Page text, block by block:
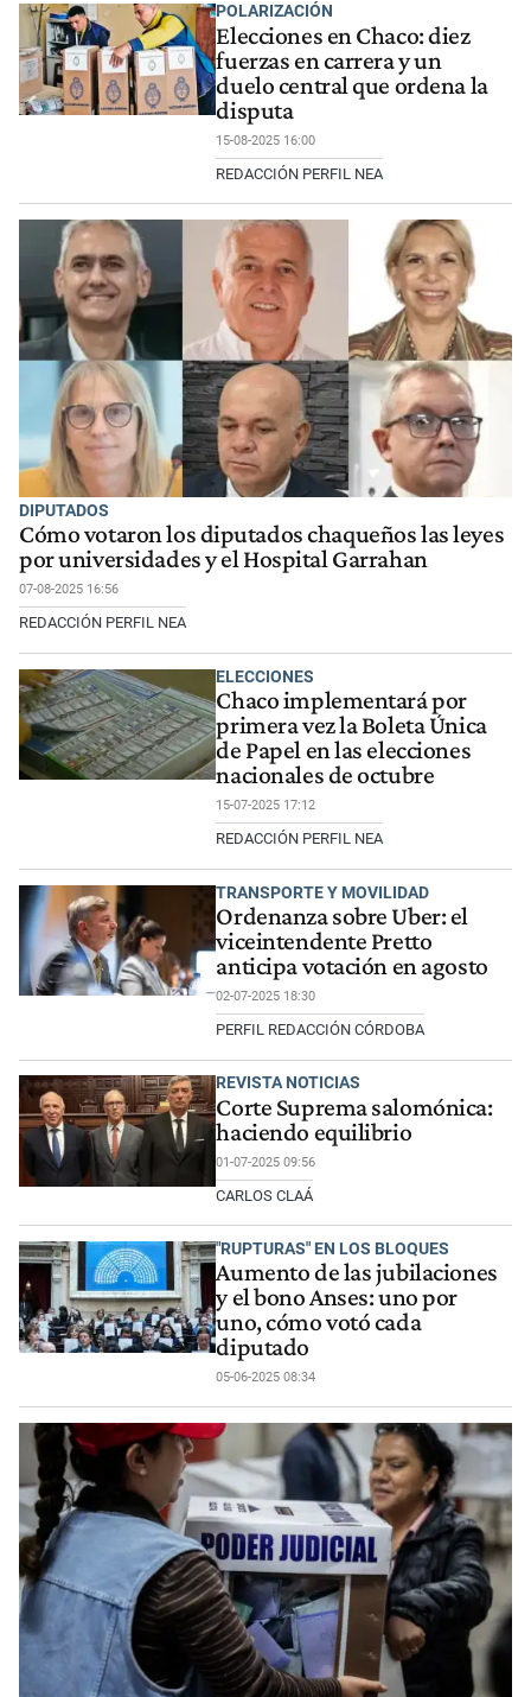
POLARIZACIÓN
Elecciones en Chaco: diez
fuerzas en carrera y un
duelo central que ordena la
disputa
15-08-2025 16:00
REDACCIÓN PERFIL NEA
DIPUTADOS
Cómo votaron los diputados chaqueños las leyes
por universidades y el Hospital Garrahan
07-08-2025 16:56
REDACCIÓN PERFIL NEA
ELECCIONES
Chaco implementará por
primera vez la Boleta Única
de Papel en las elecciones
nacionales de octubre
15-07-2025 17:12
REDACCIÓN PERFIL NEA
TRANSPORTE Y MOVILIDAD
Ordenanza sobre Uber: el
viceintendente Pretto
anticipa votación en agosto
02-07-2025 18:30
PERFIL REDACCIÓN CÓRDOBA
REVISTA NOTICIAS
Corte Suprema salomónica:
haciendo equilibrio
01-07-2025 09:56
CARLOS CLAÁ
"RUPTURAS" EN LOS BLOQUES
Aumento de las jubilaciones
y el bono Anses: uno por
uno, cómo votó cada
diputado
05-06-2025 08:34